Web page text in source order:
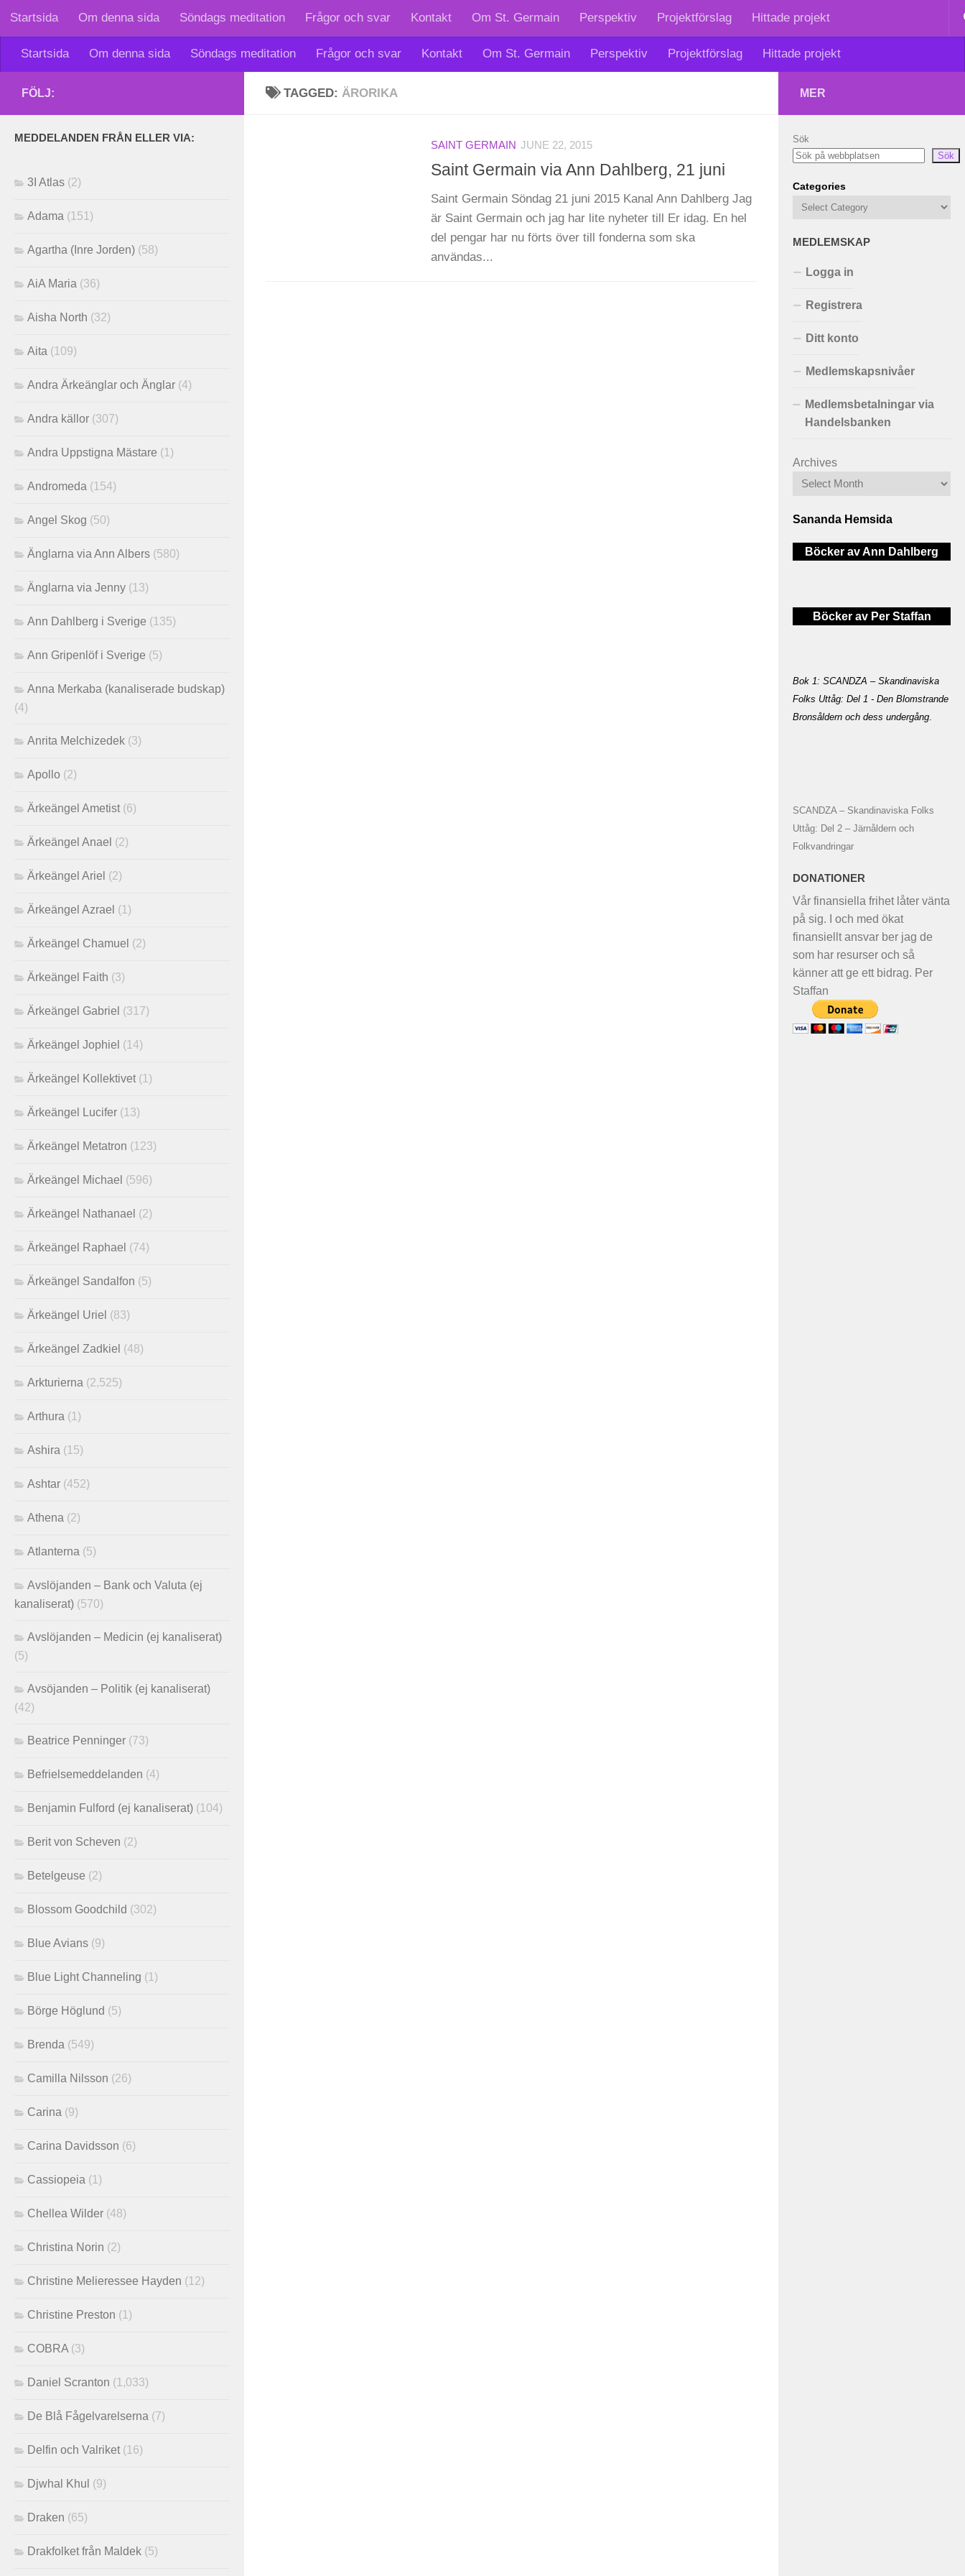
Skip to content
Startsida Om denna sida Söndags meditation Frågor och svar Kontakt Om St. Germain Perspektiv Projektförslag Hittade projekt
Startsida Om denna sida Söndags meditation Frågor och svar Kontakt Om St. Germain Perspektiv Projektförslag Hittade projekt
TAGGED: ÄRORIKA
SAINT GERMAIN JUNE 22, 2015
Saint Germain via Ann Dahlberg, 21 juni
Saint Germain Söndag 21 juni 2015 Kanal Ann Dahlberg Jag
är Saint Germain och jag har lite nyheter till Er idag. En hel
del pengar har nu förts över till fonderna som ska
användas...
FÖLJ:
MEDDELANDEN FRÅN ELLER VIA:
3I Atlas (2)
Adama (151)
Agartha (Inre Jorden) (58)
AiA Maria (36)
Aisha North (32)
Aita (109)
Andra Ärkeänglar och Änglar (4)
Andra källor (307)
Andra Uppstigna Mästare (1)
Andromeda (154)
Angel Skog (50)
Änglarna via Ann Albers (580)
Änglarna via Jenny (13)
Ann Dahlberg i Sverige (135)
Ann Gripenlöf i Sverige (5)
Anna Merkaba (kanaliserade budskap)
(4)
Anrita Melchizedek (3)
Apollo (2)
Ärkeängel Ametist (6)
Ärkeängel Anael (2)
Ärkeängel Ariel (2)
Ärkeängel Azrael (1)
Ärkeängel Chamuel (2)
Ärkeängel Faith (3)
Ärkeängel Gabriel (317)
Ärkeängel Jophiel (14)
Ärkeängel Kollektivet (1)
Ärkeängel Lucifer (13)
Ärkeängel Metatron (123)
Ärkeängel Michael (596)
Ärkeängel Nathanael (2)
Ärkeängel Raphael (74)
Ärkeängel Sandalfon (5)
Ärkeängel Uriel (83)
Ärkeängel Zadkiel (48)
Arkturierna (2,525)
Arthura (1)
Ashira (15)
Ashtar (452)
Athena (2)
Atlanterna (5)
Avslöjanden – Bank och Valuta (ej
kanaliserat) (570)
Avslöjanden – Medicin (ej kanaliserat)
(5)
Avsöjanden – Politik (ej kanaliserat)
(42)
Beatrice Penninger (73)
Befrielsemeddelanden (4)
Benjamin Fulford (ej kanaliserat) (104)
Berit von Scheven (2)
Betelgeuse (2)
Blossom Goodchild (302)
Blue Avians (9)
Blue Light Channeling (1)
Börge Höglund (5)
Brenda (549)
Camilla Nilsson (26)
Carina (9)
Carina Davidsson (6)
Cassiopeia (1)
Chellea Wilder (48)
Christina Norin (2)
Christine Melieressee Hayden (12)
Christine Preston (1)
COBRA (3)
Daniel Scranton (1,033)
De Blå Fågelvarelserna (7)
Delfin och Valriket (16)
Djwhal Khul (9)
Draken (65)
Drakfolket från Maldek (5)
MER
Sök
Sök
Categories
MEDLEMSKAP
Logga in
Registrera
Ditt konto
Medlemskapsnivåer
Medlemsbetalningar via
Handelsbanken
Archives
Sananda Hemsida
Böcker av Ann Dahlberg
Böcker av Per Staffan
Bok 1: SCANDZA – Skandinaviska
Folks Uttåg: Del 1 - Den Blomstrande
Bronsåldern och dess undergång.
SCANDZA – Skandinaviska Folks
Uttåg: Del 2 – Järnåldern och
Folkvandringar
DONATIONER
Vår finansiella frihet låter vänta
på sig. I och med ökat
finansiellt ansvar ber jag de
som har resurser och så
känner att ge ett bidrag. Per
Staffan